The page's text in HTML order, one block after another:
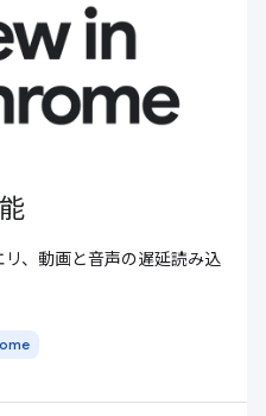
、動画と音声の遅延読み込